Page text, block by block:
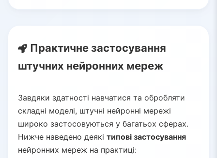
Практичне застосування
штучних нейронних мереж
Завдяки здатності навчатися та обробляти
складні моделі, штучні нейронні мережі
широко застосовуються у багатьох сферах.
Нижче наведено деякі типові застосування
нейронних мереж на практиці: